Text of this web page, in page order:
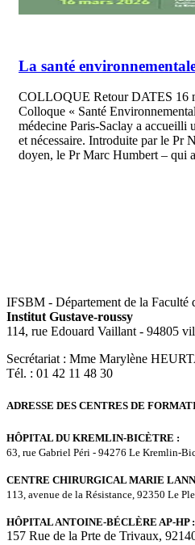
La santé
COLLOQUE Retour DATES 16
Colloque « Santé
médecine Paris-Saclay a accueilli
et nécessaire. Introduite par le Pr
doyen, le Pr Marc Humbert – qui
IFSBM - Département de la Faculté
Institut Gustave-roussy
114, rue Edouard Vaillant - 94805
Secrétariat : Mme Marylène
Tél. : 01 42 11 48 30
ADRESSE DES CENTRES DE
HÔPITAL DU KREMLIN-BICÈTRE :
63, rue Gabriel Péri - 94276 Le Kremlin-
CENTRE CHIRURGICAL MARIE
113, avenue de la Résistance, 92350 Le
HÔPITAL ANTOINE-BÉCLÈRE AP-HP :
157 Rue de la Prte de Trivaux,